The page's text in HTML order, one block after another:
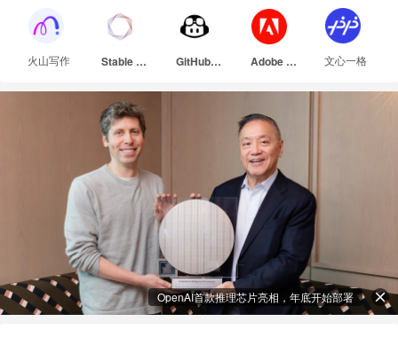
火山写作 Stable Diffusion GitHub Copilot Adobe Firefly 文心一格
OpenAI首款推理芯片亮相，年底开始部署